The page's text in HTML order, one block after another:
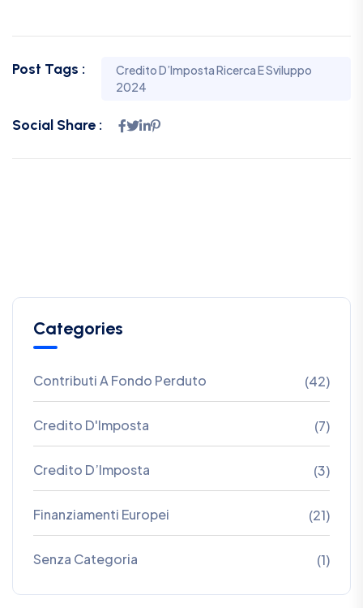
Post Tags :
Credito D’Imposta Ricerca E Sviluppo
2024
Social Share :
Categories
Contributi A Fondo Perduto (42)
Credito D'Imposta (7)
Credito D’Imposta (3)
Finanziamenti Europei (21)
Senza Categoria (1)